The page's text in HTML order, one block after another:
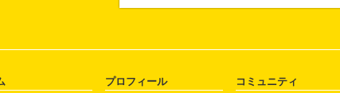
プロフィール コミュニティ